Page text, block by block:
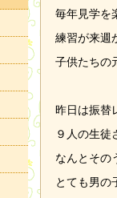
毎年見学を
練習が来週
子供たちの
昨日は振替
９人の生徒
なんとその
とても男の